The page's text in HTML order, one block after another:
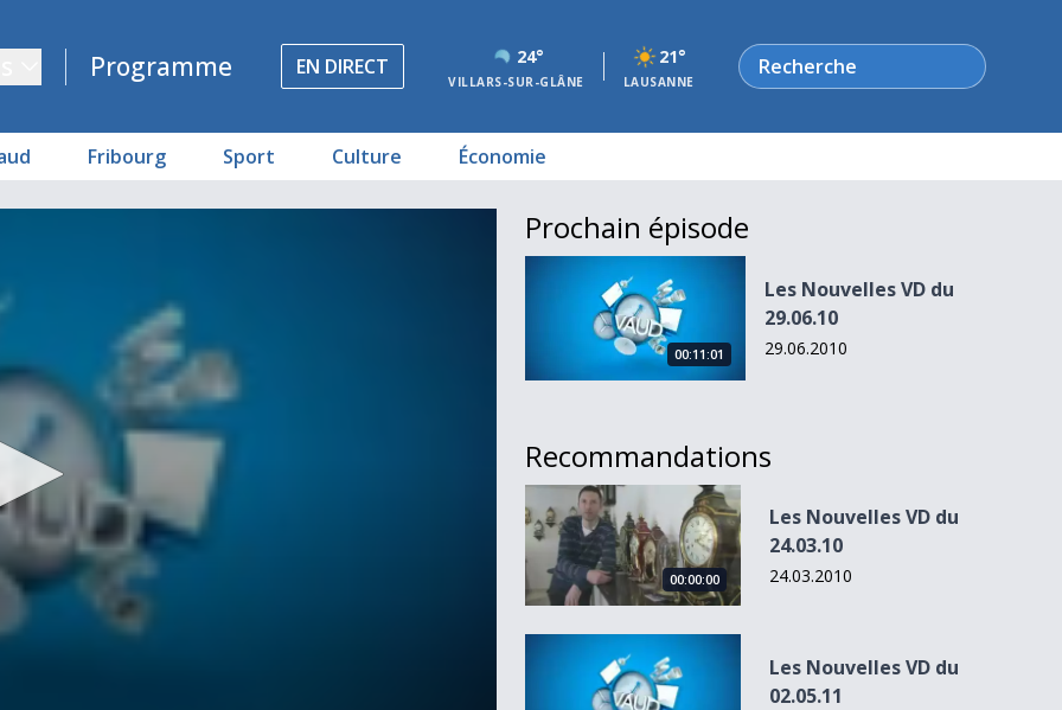
Programme EN DIRECT 24°
VILLARS-SUR-GLÂNE
21°
LAUSANNE
Rechercher
Fribourg Sport Culture Économie
Prochain épisode
Les Nouvelles VD du 29.06.10
00:11:01
Les Nouvelles VD du
29.06.10
29.06.2010
Recommandations
Les Nouvelles VD du 24.03.10
00:00:00
Les Nouvelles VD du
24.03.10
24.03.2010
Les Nouvelles VD du 02.05.11
Les Nouvelles VD du
02.05.11